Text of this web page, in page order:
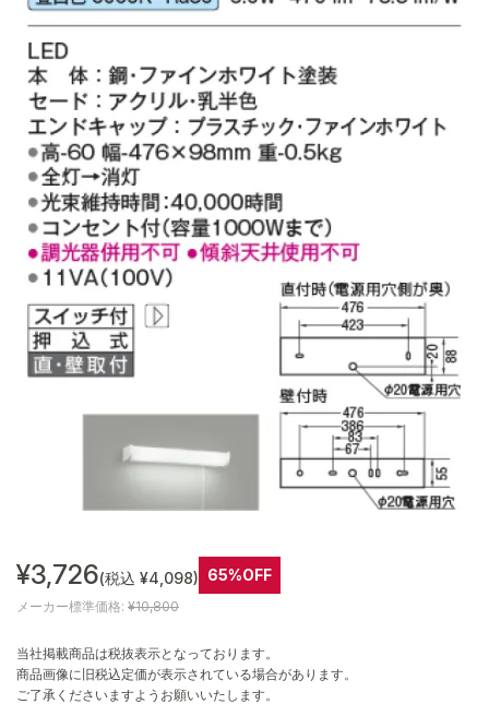
¥3,726(税込 ¥4,098) 65%OFF
メーカー標準価格: ¥10,800
当社掲載商品は税抜表示となっております。
商品画像に旧税込定価が表示されている場合があります。
ご了承くださいますようお願いいたします。